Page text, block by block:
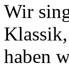
Wir
haben